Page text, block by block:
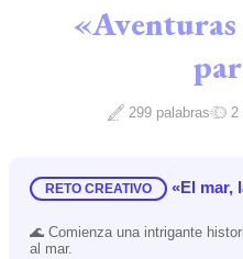
299 palabras 2
RETO CREATIVO «El mar,
🌊 Comienza una intrigante
al mar.